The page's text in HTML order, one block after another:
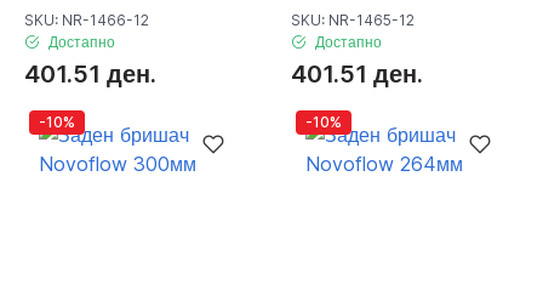
SKU: NR-1466-12
Достапно
401.51 ден.
SKU: NR-1465-12
Достапно
401.51 ден.
-10% -10%